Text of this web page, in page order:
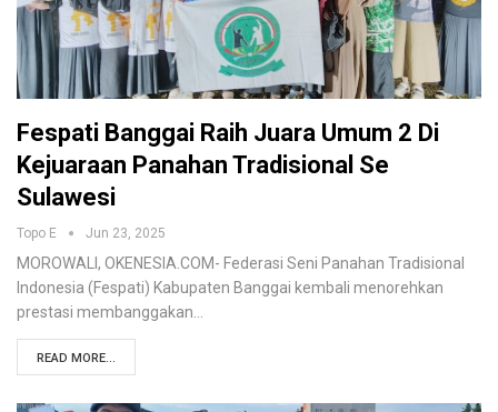
Fespati Banggai Raih Juara Umum 2 Di
Kejuaraan Panahan Tradisional Se
Sulawesi
Topo E Jun 23, 2025
MOROWALI, OKENESIA.COM- Federasi Seni Panahan Tradisional
Indonesia (Fespati) Kabupaten Banggai kembali menorehkan
prestasi membanggakan…
READ MORE...